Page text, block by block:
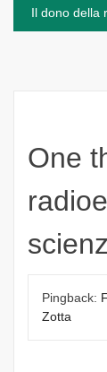
articoli
Il dono della
One
Pingback:
Zotta